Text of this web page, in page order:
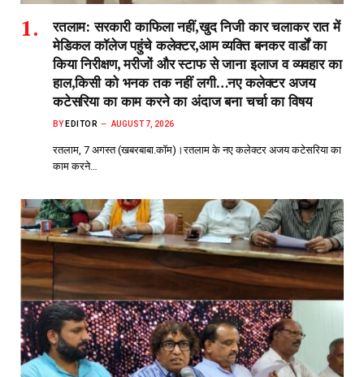
रतलाम: सरकारी काफिला नहीं,खुद निजी कार चलाकर रात में
मेडिकल कॉलेज पहुंचे कलेक्टर,आम व्यक्ति बनकर वार्डों का
किया निरीक्षण, मरीजों और स्टाफ से जाना इलाज व व्यवहार का
हाल,किसी को भनक तक नहीं लगी…नए कलेक्टर अजय
कटेसरिया का काम करने का अंदाज बना चर्चा का विषय
BY EDITOR AUGUST 7, 2026
रतलाम, 7 अगस्त (खबरबाबा.कॉम)।रतलाम के नए कलेक्टर अजय कटेसरिया का
काम करने…